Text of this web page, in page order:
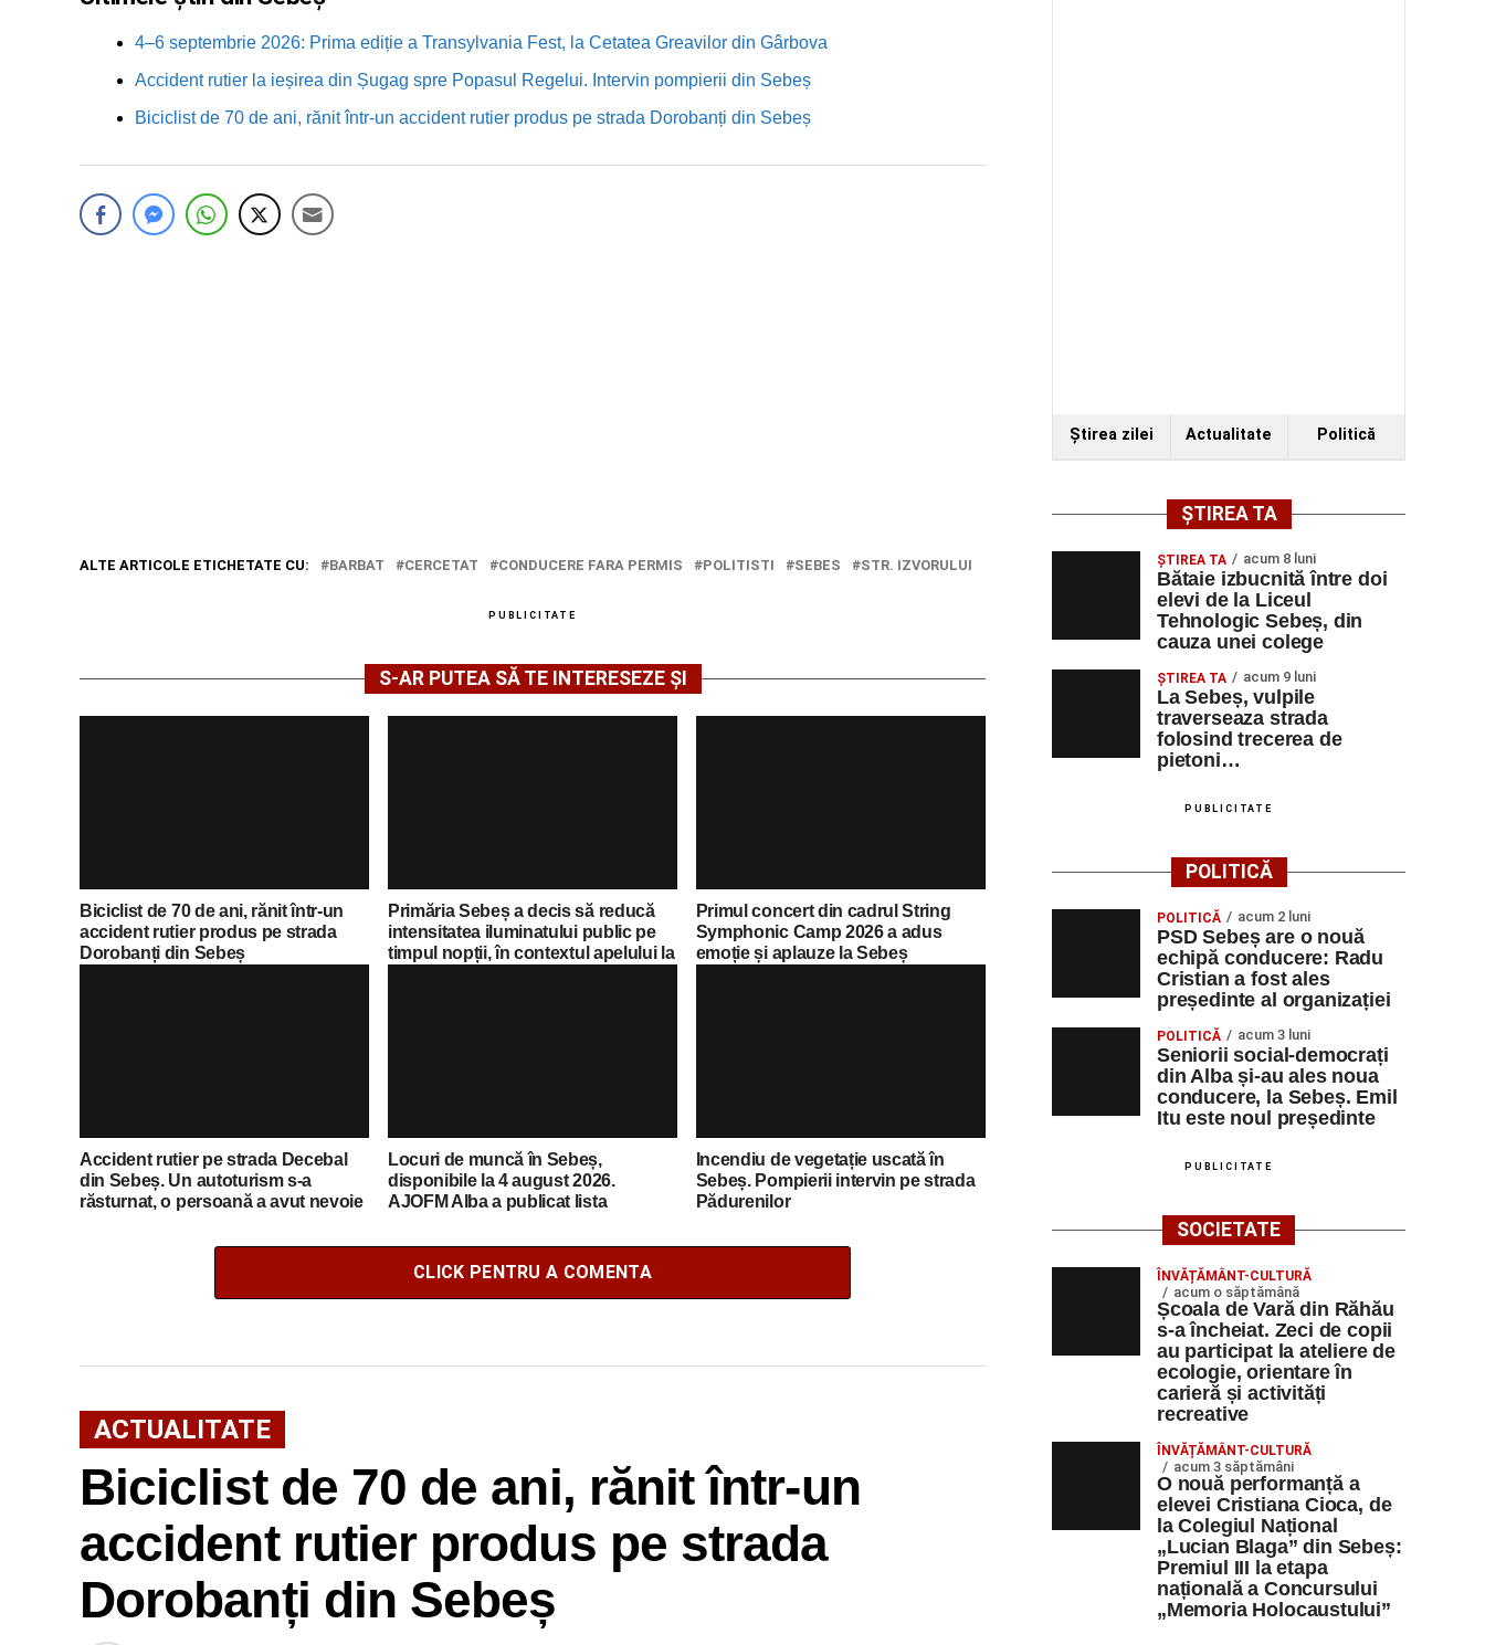
4–6 septembrie 2026: Prima ediție a Transylvania Fest, la Cetatea Greavilor din Gârbova
Accident rutier la ieșirea din Șugag spre Popasul Regelui. Intervin pompierii din Sebeș
Biciclist de 70 de ani, rănit într-un accident rutier produs pe strada Dorobanți din Sebeș
ALTE ARTICOLE ETICHETATE CU: BARBAT CERCETAT CONDUCERE FARA PERMIS POLITISTI SEBES STR. IZVORULUI
PUBLICITATE
S-AR PUTEA SĂ TE INTERESEZE ȘI
Biciclist de 70 de ani, rănit într-un
accident rutier produs pe strada
Dorobanți din Sebeș
Primăria Sebeș a decis să reducă
intensitatea iluminatului public pe
timpul nopții, în contextul apelului la
Primul concert din cadrul String
Symphonic Camp 2026 a adus
emoție și aplauze la Sebeș
Accident rutier pe strada Decebal
din Sebeș. Un autoturism s-a
răsturnat, o persoană a avut nevoie
Locuri de muncă în Sebeș,
disponibile la 4 august 2026.
AJOFM Alba a publicat lista
Incendiu de vegetație uscată în
Sebeș. Pompierii intervin pe strada
Pădurenilor
CLICK PENTRU A COMENTA
ACTUALITATE
Biciclist de 70 de ani, rănit într-un
accident rutier produs pe strada
Dorobanți din Sebeș
Ştirea zilei Actualitate Politică
ȘTIREA TA
ŞTIREA TA acum 8 luni
Bătaie izbucnită între doi
elevi de la Liceul
Tehnologic Sebeș, din
cauza unei colege
ŞTIREA TA acum 9 luni
La Sebeș, vulpile
traverseaza strada
folosind trecerea de
pietoni…
PUBLICITATE
POLITICĂ
POLITICĂ acum 2 luni
PSD Sebeș are o nouă
echipă conducere: Radu
Cristian a fost ales
președinte al organizației
POLITICĂ acum 3 luni
Seniorii social-democrați
din Alba și-au ales noua
conducere, la Sebeș. Emil
Itu este noul președinte
PUBLICITATE
SOCIETATE
ÎNVĂȚĂMÂNT-CULTURĂ
acum o săptămână
Școala de Vară din Răhău
s-a încheiat. Zeci de copii
au participat la ateliere de
ecologie, orientare în
carieră și activități
recreative
ÎNVĂȚĂMÂNT-CULTURĂ
acum 3 săptămâni
O nouă performanță a
elevei Cristiana Cioca, de
la Colegiul Național
„Lucian Blaga” din Sebeș:
Premiul III la etapa
națională a Concursului
„Memoria Holocaustului”